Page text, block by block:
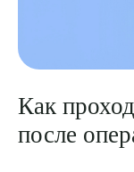
Как
после